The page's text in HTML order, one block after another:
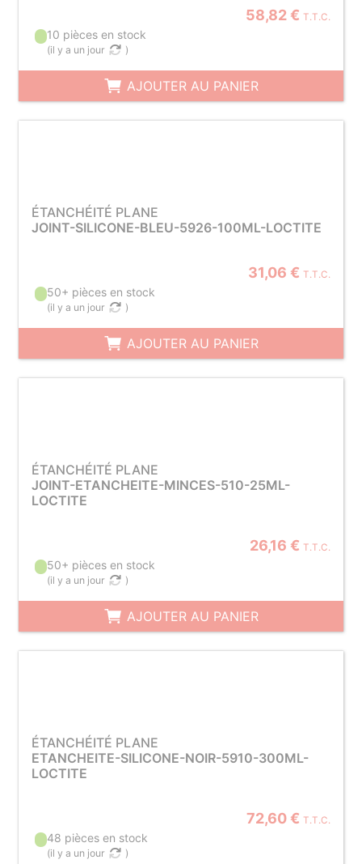
58,82 € T.T.C.
10 pièces en stock
(il y a un jour )
AJOUTER AU PANIER
ÉTANCHÉITÉ PLANE
JOINT-SILICONE-BLEU-5926-100ML-LOCTITE
31,06 € T.T.C.
50+ pièces en stock
(il y a un jour )
AJOUTER AU PANIER
ÉTANCHÉITÉ PLANE
JOINT-ETANCHEITE-MINCES-510-25ML-
LOCTITE
26,16 € T.T.C.
50+ pièces en stock
(il y a un jour )
AJOUTER AU PANIER
ÉTANCHÉITÉ PLANE
ETANCHEITE-SILICONE-NOIR-5910-300ML-
LOCTITE
72,60 € T.T.C.
48 pièces en stock
(il y a un jour )